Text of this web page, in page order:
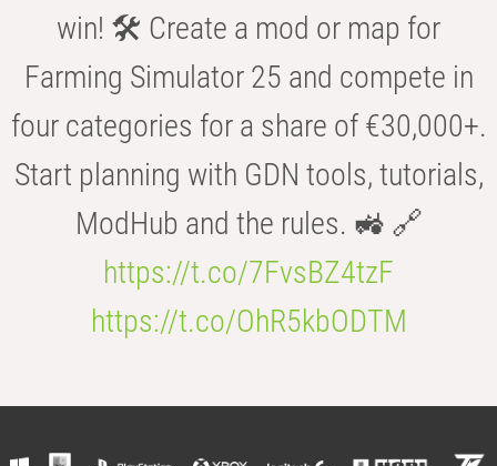
win! 🛠️ Create a mod or map for
Farming Simulator 25 and compete in
four categories for a share of €30,000+.
Start planning with GDN tools, tutorials,
ModHub and the rules. 🚜 🔗
https://t.co/7FvsBZ4tzF
https://t.co/OhR5kbODTM